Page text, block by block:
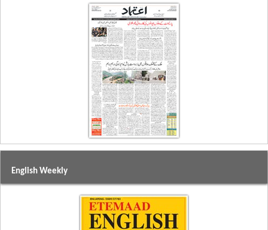
English Weekly